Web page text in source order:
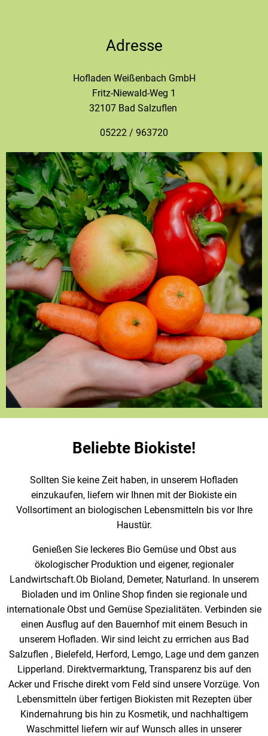
Adresse
Hofladen Weißenbach GmbH
Fritz-Niewald-Weg 1
32107 Bad Salzuflen
05222 / 963720
Beliebte Biokiste!
Sollten Sie keine Zeit haben, in unserem Hofladen
einzukaufen, liefern wir Ihnen mit der Biokiste ein
Vollsortiment an biologischen Lebensmitteln bis vor Ihre
Haustür.
Genießen Sie leckeres Bio Gemüse und Obst aus
ökologischer Produktion und eigener, regionaler
Landwirtschaft.Ob Bioland, Demeter, Naturland. In unserem
Bioladen und im Online Shop finden sie regionale und
internationale Obst und Gemüse Spezialitäten. Verbinden sie
einen Ausflug auf den Bauernhof mit einem Besuch in
unserem Hofladen. Wir sind leicht zu errrichen aus Bad
Salzuflen , Bielefeld, Herford, Lemgo, Lage und dem ganzen
Lipperland. Direktvermarktung, Transparenz bis auf den
Acker und Frische direkt vom Feld sind unsere Vorzüge. Von
Lebensmitteln über fertigen Biokisten mit Rezepten über
Kindernahrung bis hin zu Kosmetik, und nachhaltigem
Waschmittel liefern wir auf Wunsch alles in unserer